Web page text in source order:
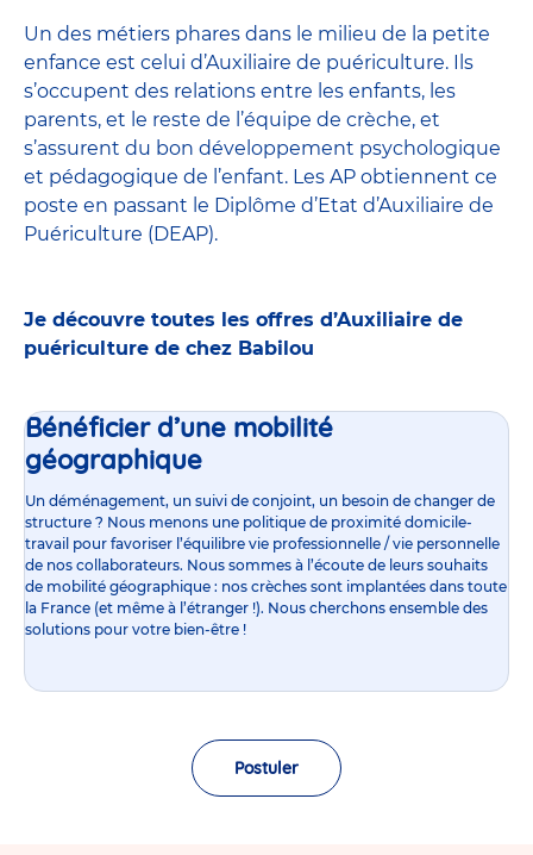
Un des métiers phares dans le milieu de la petite
enfance est celui d’Auxiliaire de puériculture. Ils
s’occupent des relations entre les enfants, les
parents, et le reste de l’équipe de crèche, et
s’assurent du bon développement psychologique
et pédagogique de l’enfant. Les AP obtiennent ce
poste en passant le Diplôme d’Etat d’Auxiliaire de
Puériculture (DEAP).
Je découvre toutes les offres d’Auxiliaire de
puériculture de chez Babilou
Bénéficier d’une mobilité
géographique
Un déménagement, un suivi de conjoint, un besoin de changer de
structure ? Nous menons une politique de proximité domicile-
travail pour favoriser l’équilibre vie professionnelle / vie personnelle
de nos collaborateurs. Nous sommes à l’écoute de leurs souhaits
de mobilité géographique : nos crèches sont implantées dans toute
la France (et même à l’étranger !). Nous cherchons ensemble des
solutions pour votre bien-être !
Postuler